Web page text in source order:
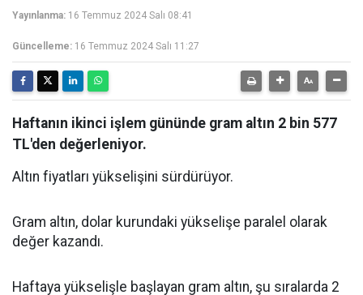
Yayınlanma: 16 Temmuz 2024 Salı 08:41
Güncelleme: 16 Temmuz 2024 Salı 11:27
Haftanın ikinci işlem gününde gram altın 2 bin 577
TL'den değerleniyor.
Altın fiyatları yükselişini sürdürüyor.
Gram altın, dolar kurundaki yükselişe paralel olarak
değer kazandı.
Haftaya yükselişle başlayan gram altın, şu sıralarda 2